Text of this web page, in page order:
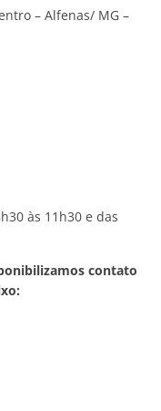
– Alfenas/ MG –
às 11h30 e das
contato